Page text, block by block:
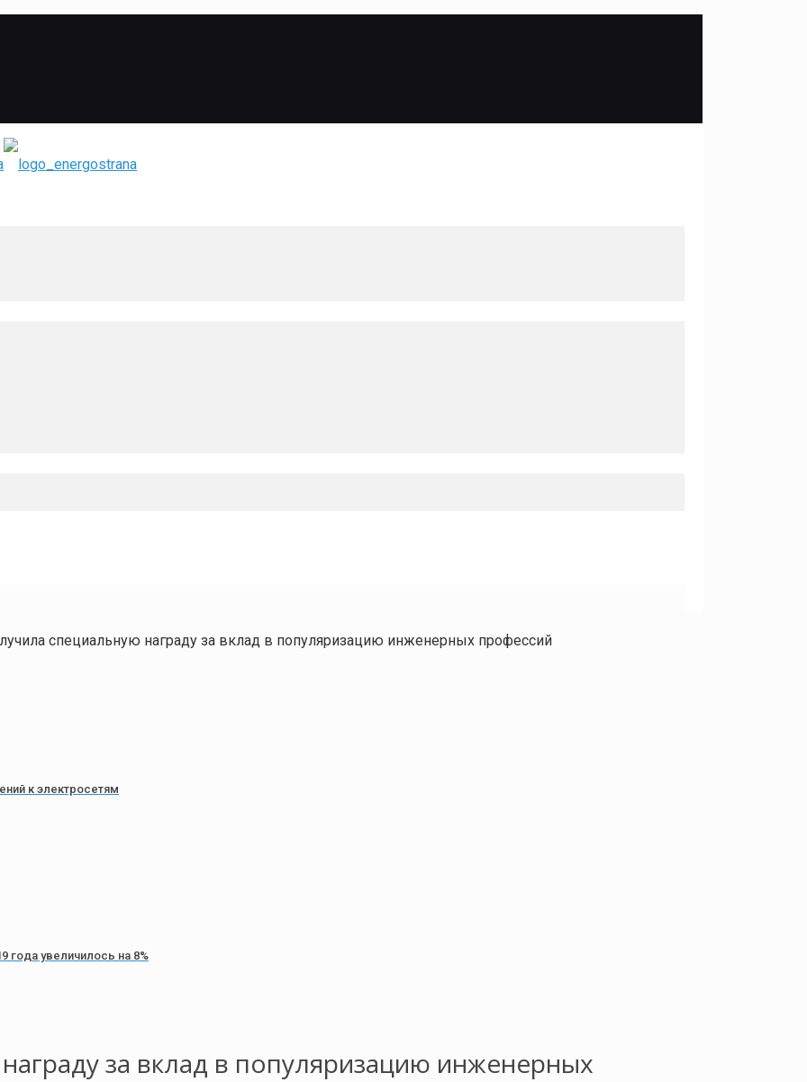
специальную награду за вклад в популяризацию инженерных профессий
к электросетям
года увеличилось на 8%
за вклад в популяризацию инженерных